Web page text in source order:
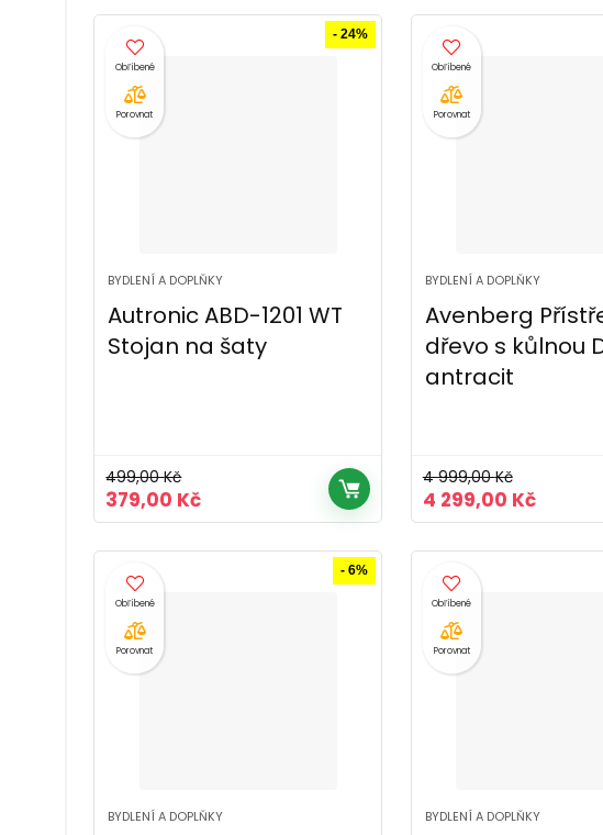
199,00 Kč.
299,00 Kč.
Porovnat
- 24%
BYDLENÍ A DOPLŇKY
Autronic ABD-1201 WT
Stojan na šaty
499,00Kč
Původní
cena
379,00 KčAktuální
cena
Porovnat
BYDLENÍ A DOPLŇKY
Avenberg
dřevo s kůlnou
antracit
4 999,00Kč
Původní
cena
999,00 Kč.
4 299,00 Kč
cena
Porovnat
- 6%
BYDLENÍ A DOPLŇKY
Porovnat
BYDLENÍ A DOPLŇKY